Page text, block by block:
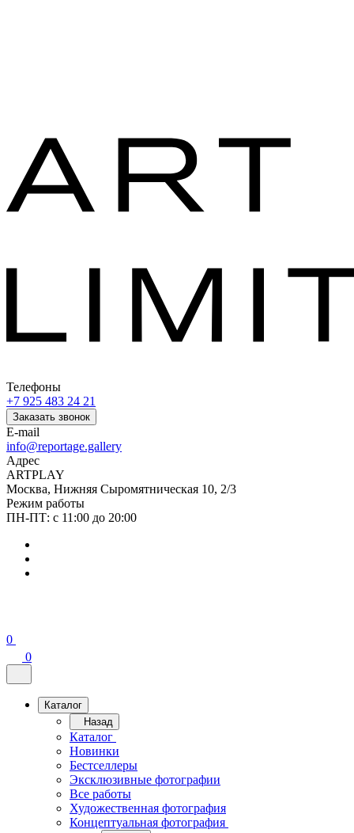
Телефоны
+7 925 483 24 21
Заказать звонок
E-mail
info@reportage.gallery
Адрес
ARTPLAY
Москва, Нижняя Сыромятническая 10, 2/3
Режим работы
ПН-ПТ: с 11:00 до 20:00
0
0
Каталог
Назад
Каталог
Новинки
Бестселлеры
Эксклюзивные фотографии
Все работы
Художественная фотография
Концептуальная фотография